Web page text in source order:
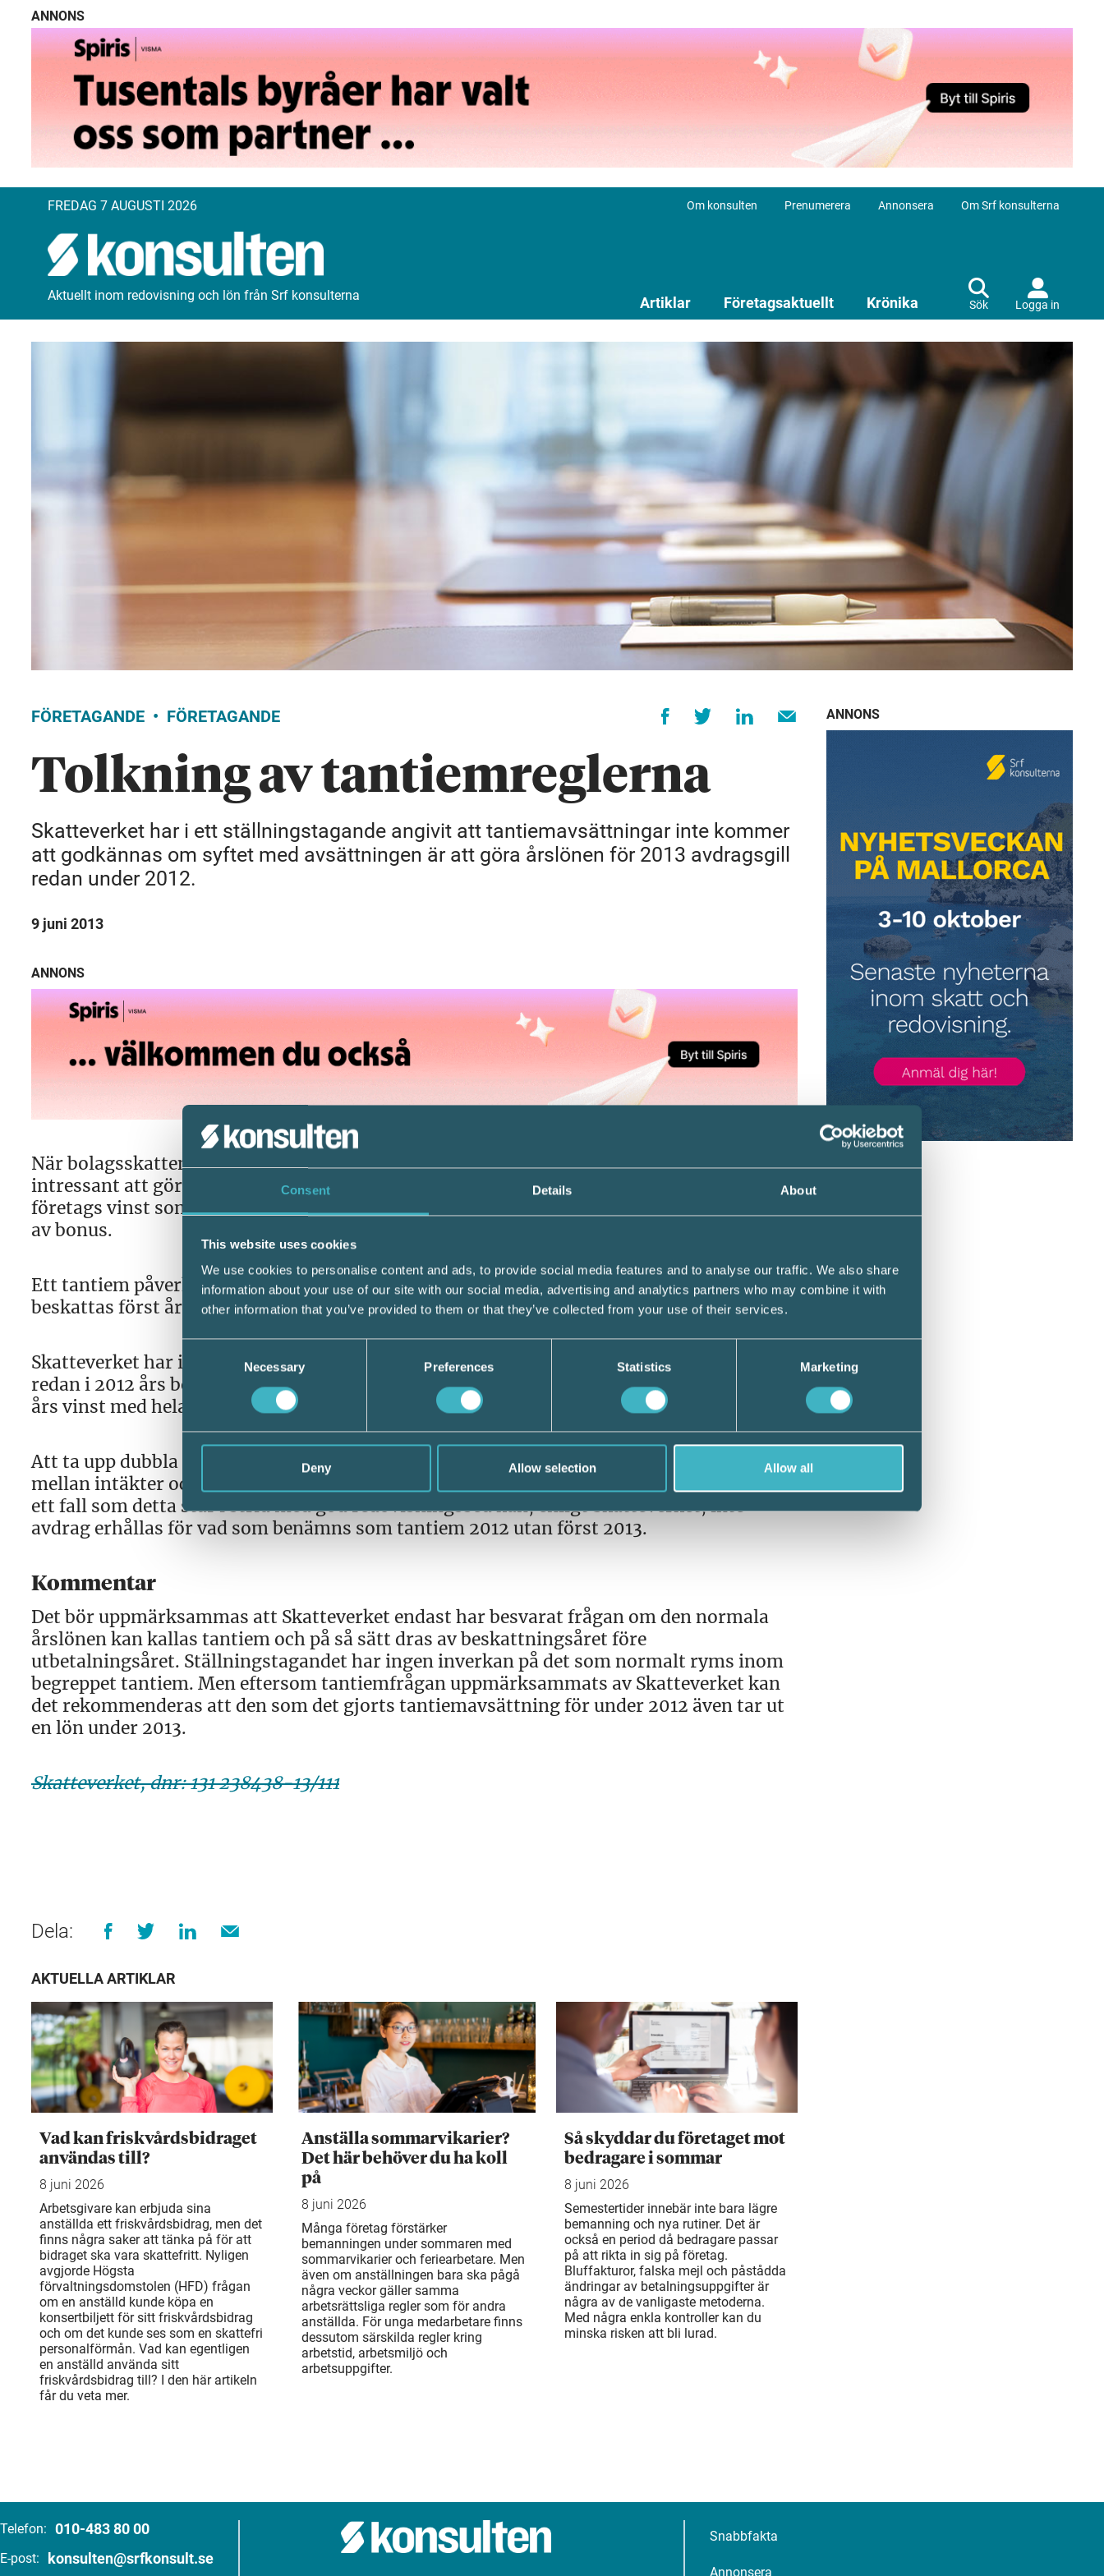
Consent Details About
This website uses cookies
We use cookies to personalise content and ads, to provide social media features and to analyse our traffic. We also share
information about your use of our site with our social media, advertising and analytics partners who may combine it with
other information that you’ve provided to them or that they’ve collected from your use of their services.
Selection
Necessary Preferences Statistics Marketing
Deny Allow selection Allow all
ANNONS
FREDAG 7 AUGUSTI 2026 Om konsulten Prenumerera Annonsera Om Srf konsulterna
Aktuellt inom redovisning och lön från Srf konsulterna Artiklar Företagsaktuellt Krönika Sök Logga in
FÖRETAGANDE FÖRETAGANDE
Tolkning av tantiemreglerna
Skatteverket har i ett ställningstagande angivit att tantiemavsättningar inte kommer
att godkännas om syftet med avsättningen är att göra årslönen för 2013 avdragsgill
redan under 2012.
9 juni 2013
ANNONS
När bolagsskatten sänktes från 26,3 till 22 procent den 1 januari 2013 blev det extra
intressant att göra tantiemavsättning under 2012. Tantiem är en extra utbetalning av ett
företags vinst som vanligtvis görs till VD eller andra chefstjänstemän och har karaktären
av bonus.
Ett tantiem påverkar företagets resultat det år som utfästelsen görs men mottagaren
beskattas först året därpå när bolagsstämman fastställt balans- och resultaträkningen.
Skatteverket har i ett ställningstagande redovisat sin syn på en fråga där man avsåg att
redan i 2012 års bokslut avsätta hela lönen för 2013 som tantiem. Genom att sänka 2012
års vinst med hela beloppet i stället för 2013 skulle det uppstå en definitiv skattevinst.
Att ta upp dubbla lönekostnader ett år och ingen alls nästa år innebär att matchningen
mellan intäkter och kostnader sätts ur spel, påpekar Skatteverket. Då periodiseringen i
ett fall som detta står i strid med god redovisningssed kan, enligt Skatteverket, inte
avdrag erhållas för vad som benämns som tantiem 2012 utan först 2013.
Kommentar
Det bör uppmärksammas att Skatteverket endast har besvarat frågan om den normala
årslönen kan kallas tantiem och på så sätt dras av beskattningsåret före
utbetalningsåret. Ställningstagandet har ingen inverkan på det som normalt ryms inom
begreppet tantiem. Men eftersom tantiemfrågan uppmärksammats av Skatteverket kan
det rekommenderas att den som det gjorts tantiemavsättning för under 2012 även tar ut
en lön under 2013.
Skatteverket, dnr: 131 238438-13/111
Dela:
AKTUELLA ARTIKLAR
Vad kan friskvårdsbidraget
användas till?
8 juni 2026
Arbetsgivare kan erbjuda sina
anställda ett friskvårdsbidrag, men det
finns några saker att tänka på för att
bidraget ska vara skattefritt. Nyligen
avgjorde Högsta
förvaltningsdomstolen (HFD) frågan
om en anställd kunde köpa en
konsertbiljett för sitt friskvårdsbidrag
och om det kunde ses som en skattefri
personalförmån. Vad kan egentligen
en anställd använda sitt
friskvårdsbidrag till? I den här artikeln
får du veta mer.
Anställa sommarvikarier?
Det här behöver du ha koll
på
8 juni 2026
Många företag förstärker
bemanningen under sommaren med
sommarvikarier och feriearbetare. Men
även om anställningen bara ska pågå
några veckor gäller samma
arbetsrättsliga regler som för andra
anställda. För unga medarbetare finns
dessutom särskilda regler kring
arbetstid, arbetsmiljö och
arbetsuppgifter.
Så skyddar du företaget mot
bedragare i sommar
8 juni 2026
Semestertider innebär inte bara lägre
bemanning och nya rutiner. Det är
också en period då bedragare passar
på att rikta in sig på företag.
Bluffakturor, falska mejl och påstådda
ändringar av betalningsuppgifter är
några av de vanligaste metoderna.
Med några enkla kontroller kan du
minska risken att bli lurad.
ANNONS
Telefon: 010-483 80 00
E-post: konsulten@srfkonsult.se
Snabbfakta
Annonsera